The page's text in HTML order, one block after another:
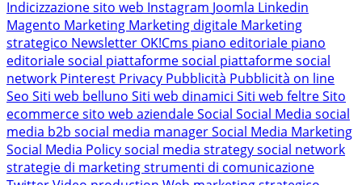
Indicizzazione sito web Instagram Joomla Linkedin
Magento Marketing Marketing digitale Marketing
strategico Newsletter OK!Cms piano editoriale piano
editoriale social piattaforme social piattaforme social
network Pinterest Privacy Pubblicità Pubblicità on line
Seo Siti web belluno Siti web dinamici Siti web feltreSito
ecommercesito web aziendaleSocial Social Media social
media b2b social media managerSocial Media Marketing
Social Media Policysocial media strategysocial network
strategie di marketingstrumenti di comunicazione